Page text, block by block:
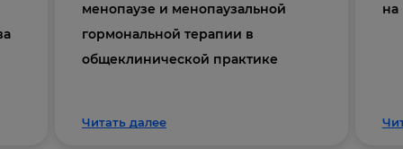
менопаузе и менопаузальной
гормональной терапии в
общеклинической практике
Читать далее
на